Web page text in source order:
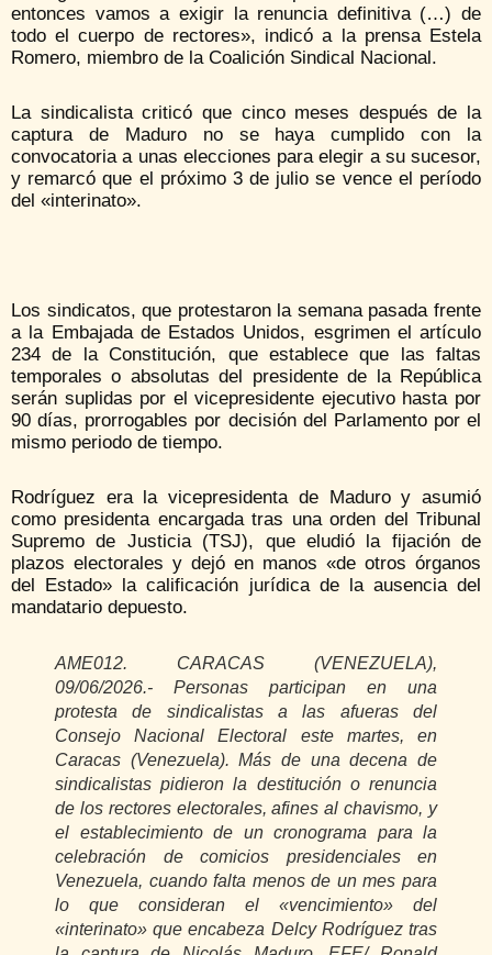
entonces vamos a exigir la renuncia definitiva (…) de
todo el cuerpo de rectores», indicó a la prensa Estela
Romero, miembro de la Coalición Sindical Nacional.
La sindicalista criticó que cinco meses después de la
captura de Maduro no se haya cumplido con la
convocatoria a unas elecciones para elegir a su sucesor,
y remarcó que el próximo 3 de julio se vence el período
del «interinato».
Los sindicatos, que protestaron la semana pasada frente
a la Embajada de Estados Unidos, esgrimen el artículo
234 de la Constitución, que establece que las faltas
temporales o absolutas del presidente de la República
serán suplidas por el vicepresidente ejecutivo hasta por
90 días, prorrogables por decisión del Parlamento por el
mismo periodo de tiempo.
Rodríguez era la vicepresidenta de Maduro y asumió
como presidenta encargada tras una orden del Tribunal
Supremo de Justicia (TSJ), que eludió la fijación de
plazos electorales y dejó en manos «de otros órganos
del Estado» la calificación jurídica de la ausencia del
mandatario depuesto.
AME012. CARACAS (VENEZUELA),
09/06/2026.- Personas participan en una
protesta de sindicalistas a las afueras del
Consejo Nacional Electoral este martes, en
Caracas (Venezuela). Más de una decena de
sindicalistas pidieron la destitución o renuncia
de los rectores electorales, afines al chavismo, y
el establecimiento de un cronograma para la
celebración de comicios presidenciales en
Venezuela, cuando falta menos de un mes para
lo que consideran el «vencimiento» del
«interinato» que encabeza Delcy Rodríguez tras